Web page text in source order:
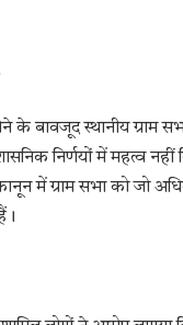
के बावजूद स्थानीय ग्राम
निर्णयों में महत्व नहीं
में ग्राम सभा को जो